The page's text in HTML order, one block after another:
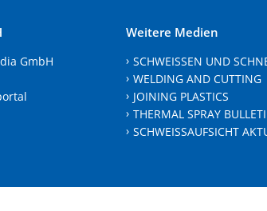
GmbH
Weitere Medien
SCHWEISSEN UND
WELDING AND CUTTING
JOINING PLASTICS
THERMAL SPRAY
SCHWEISSAUFSICHT